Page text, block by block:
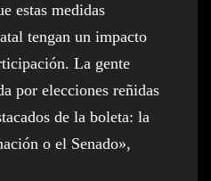
estas medidas
tengan un impacto
La gente
por elecciones reñidas
de la boleta: la
o el Senado»,